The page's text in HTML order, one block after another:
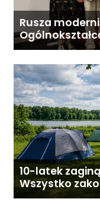
Rusza
Gostyninie
10-latek
Wszystko